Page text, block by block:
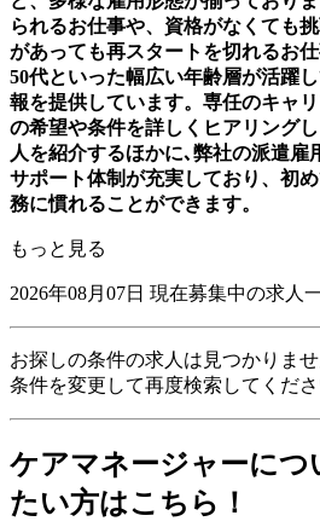
られるお仕事や、資格がなくても
があっても再スタートを切れるお仕
50代といった幅広い年齢層が活躍
報を提供しています。専任のキャ
の希望や条件を詳しくヒアリング
人を紹介するほかに､弊社の派遣雇
サポート体制が充実しており、初
務に慣れることができます。
もっと見る
2026年08月07日 現在募集中の求人
お探しの条件の求人は見つかりませ
条件を変更して再度検索してくださ
ケアマネージャーにつ
たい方はこちら！